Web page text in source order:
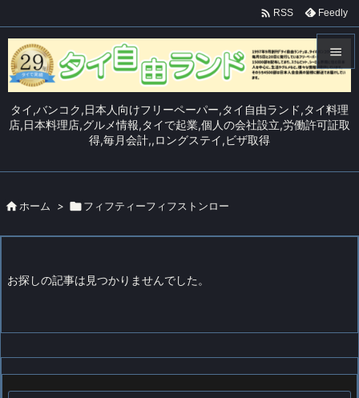
タイ,バンコク,日本人向けフリーペーパー,タイ自由ランド,タイ料理
店,日本料理店,グルメ情報,タイで起業,個人の会社設立,労働許可証取
得,毎月会計,,ロングステイ,ビザ取得

メニュ


 RSS Feedly
 ホーム > フィフティーフィフストンロー
お探しの記事は見つかりませんでした。